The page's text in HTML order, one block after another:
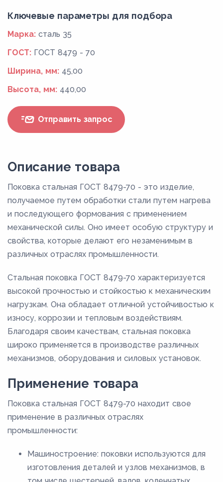
Ключевые параметры для подбора
Марка: сталь 35
ГОСТ: ГОСТ 8479 - 70
Ширина, мм: 45,00
Высота, мм: 440,00
Отправить запрос
Описание товара
Поковка стальная ГОСТ 8479-70 - это изделие,
получаемое путем обработки стали путем нагрева
и последующего формования с применением
механической силы. Оно имеет особую структуру и
свойства, которые делают его незаменимым в
различных отраслях промышленности.
Стальная поковка ГОСТ 8479-70 характеризуется
высокой прочностью и стойкостью к механическим
нагрузкам. Она обладает отличной устойчивостью к
износу, коррозии и тепловым воздействиям.
Благодаря своим качествам, стальная поковка
широко применяется в производстве различных
механизмов, оборудования и силовых установок.
Применение товара
Поковка стальная ГОСТ 8479-70 находит свое
применение в различных отраслях
промышленности:
Машиностроение: поковки используются для
изготовления деталей и узлов механизмов, в